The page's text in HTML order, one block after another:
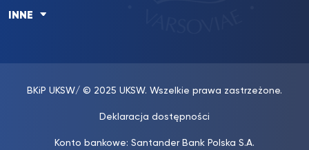
INNE
BKiP UKSW/ © 2025 UKSW. Wszelkie prawa zastrzeżone.
Deklaracja dostępności
Konto bankowe: Santander Bank Polska S.A.